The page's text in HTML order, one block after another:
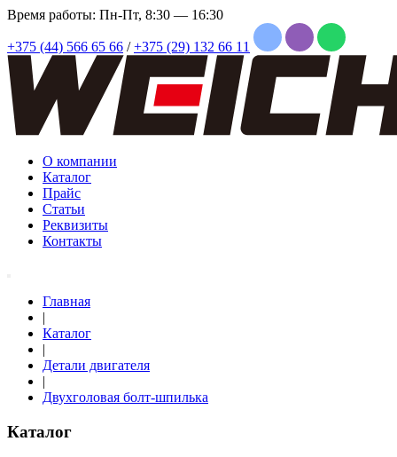
Время работы: Пн-Пт, 8:30 — 16:30
+375 (44) 566 65 66 / +375 (29) 132 66 11
О компании
Каталог
Прайс
Статьи
Реквизиты
Контакты
Главная
|
Каталог
|
Детали двигателя
|
Двухголовая болт-шпилька
Каталог